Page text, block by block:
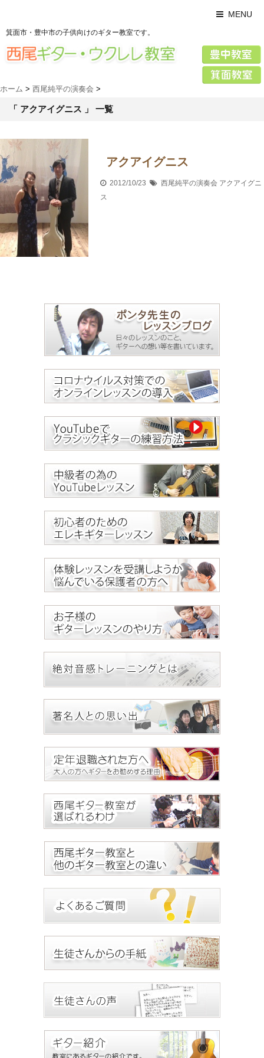
MENU
箕面市・豊中市の子供向けのギター教室です。
ホーム > 西尾純平の演奏会 >
「 アクアイグニス 」 一覧
アクアイグニス
2012/10/23 西尾純平の演奏会 アクアイグニ
ス